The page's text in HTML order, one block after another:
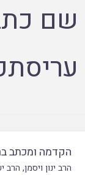
שם
הקדמה ומכתב
הרב ינון ויסמן, הרב